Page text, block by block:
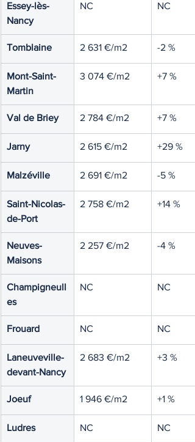
Essey-lès-
Nancy
NC NC
Tomblaine 2 631 €/m2 -2 %
Mont-Saint-
Martin
3 074 €/m2 +7 %
Val de Briey 2 784 €/m2 +7 %
Jarny 2 615 €/m2 +29 %
Malzéville 2 691 €/m2 -5 %
Saint-Nicolas-
de-Port
2 758 €/m2 +14 %
Neuves-
Maisons
2 257 €/m2 -4 %
Champigneull
es
NC NC
Frouard NC NC
Laneuveville-
devant-Nancy
2 683 €/m2 +3 %
Joeuf 1 946 €/m2 +1 %
Ludres NC NC